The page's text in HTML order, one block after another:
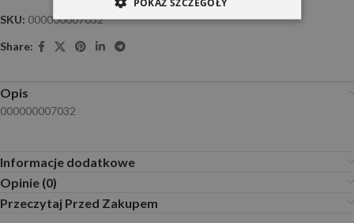
SKU: 000000007032
Share:
Opis
000000007032
Informacje dodatkowe
Opinie (0)
Przeczytaj Przed Zakupem